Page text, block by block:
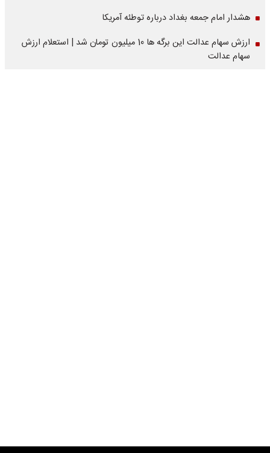
هشدار امام جمعه بغداد درباره توطئه آمریکا
ارزش سهام عدالت این برگه ها 10 میلیون تومان شد | استعلام ارزش
سهام عدالت